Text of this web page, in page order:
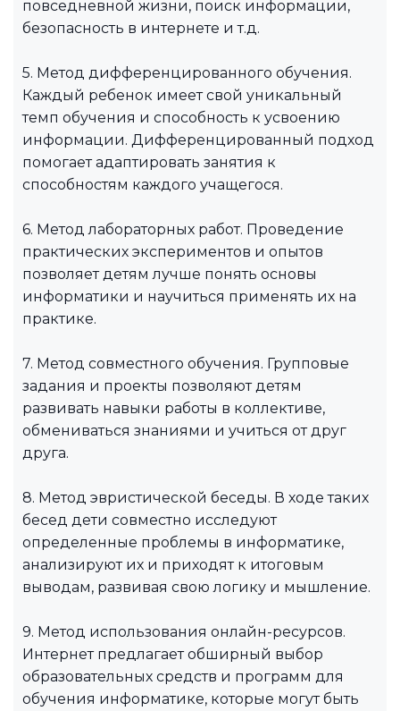
повседневной жизни, поиск информации,
безопасность в интернете и т.д.
5. Метод дифференцированного обучения.
Каждый ребенок имеет свой уникальный
темп обучения и способность к усвоению
информации. Дифференцированный подход
помогает адаптировать занятия к
способностям каждого учащегося.
6. Метод лабораторных работ. Проведение
практических экспериментов и опытов
позволяет детям лучше понять основы
информатики и научиться применять их на
практике.
7. Метод совместного обучения. Групповые
задания и проекты позволяют детям
развивать навыки работы в коллективе,
обмениваться знаниями и учиться от друг
друга.
8. Метод эвристической беседы. В ходе таких
бесед дети совместно исследуют
определенные проблемы в информатике,
анализируют их и приходят к итоговым
выводам, развивая свою логику и мышление.
9. Метод использования онлайн-ресурсов.
Интернет предлагает обширный выбор
образовательных средств и программ для
обучения информатике, которые могут быть